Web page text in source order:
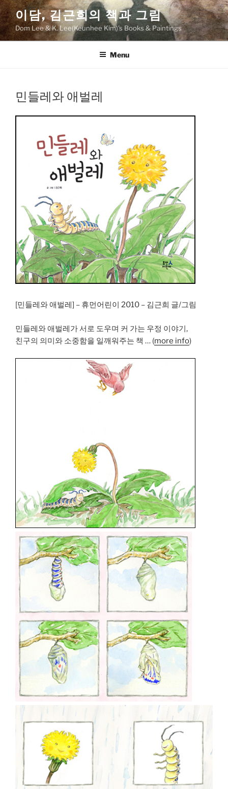
Skip
to
content
이담, 김근희의 책과 그림
Dom Lee & K. Lee(Keunhee Kim)'s Books & Paintings
Menu
민들레와 애벌레
[민들레와 애벌레] – 휴먼어린이 2010 – 김근희 글/그림
민들레와 애벌레가 서로 도우며 커 가는 우정 이야기,
친구의 의미와 소중함을 일깨워주는 책 … (more info)